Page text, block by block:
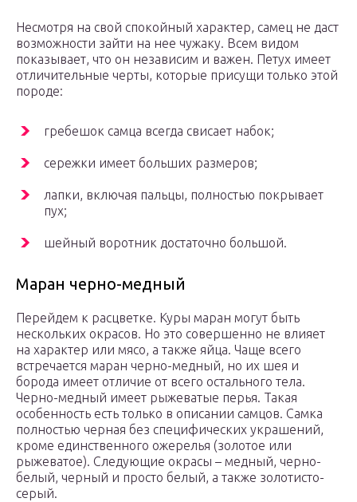
Несмотря на свой спокойный характер, самец не даст
возможности зайти на нее чужаку. Всем видом
показывает, что он независим и важен. Петух имеет
отличительные черты, которые присущи только этой
породе:
гребешок самца всегда свисает набок;
сережки имеет больших размеров;
лапки, включая пальцы, полностью покрывает
пух;
шейный воротник достаточно большой.
Маран черно-медный
Перейдем к расцветке. Куры маран могут быть
нескольких окрасов. Но это совершенно не влияет
на характер или мясо, а также яйца. Чаще всего
встречается маран черно-медный, но их шея и
борода имеет отличие от всего остального тела.
Черно-медный имеет рыжеватые перья. Такая
особенность есть только в описании самцов. Самка
полностью черная без специфических украшений,
кроме единственного ожерелья (золотое или
рыжеватое). Следующие окрасы – медный, черно-
белый, черный и просто белый, а также золотисто-
серый.